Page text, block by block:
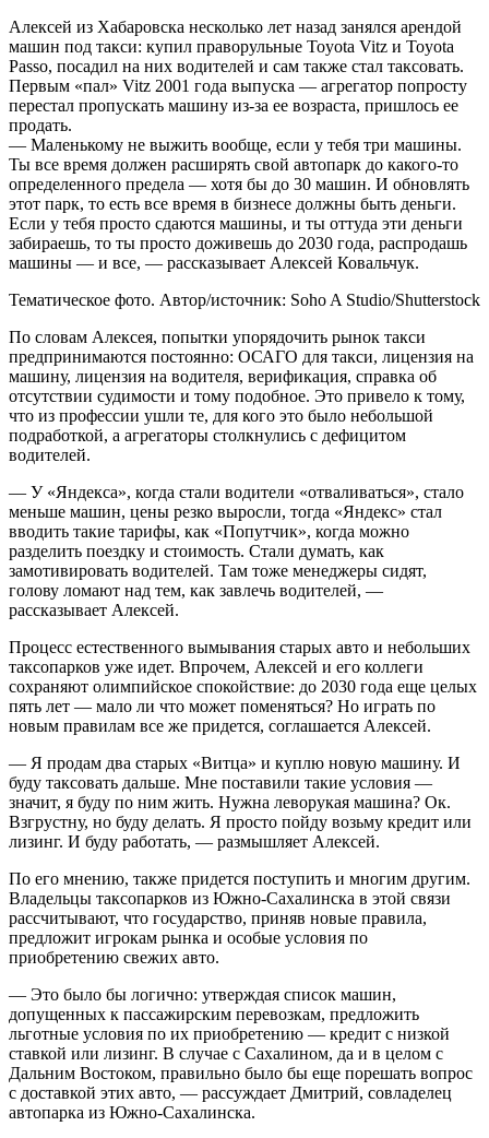
Алексей из Хабаровска несколько лет назад занялся арендой
машин под такси: купил праворульные Toyota Vitz и Toyota
Passo, посадил на них водителей и сам также стал таксовать.
Первым «пал» Vitz 2001 года выпуска — агрегатор попросту
перестал пропускать машину из-за ее возраста, пришлось ее
продать.
— Маленькому не выжить вообще, если у тебя три машины.
Ты все время должен расширять свой автопарк до какого-то
определенного предела — хотя бы до 30 машин. И обновлять
этот парк, то есть все время в бизнесе должны быть деньги.
Если у тебя просто сдаются машины, и ты оттуда эти деньги
забираешь, то ты просто доживешь до 2030 года, распродашь
машины — и все, — рассказывает Алексей Ковальчук.
Тематическое фото. Автор/источник: Soho A Studio/Shutterstock
По словам Алексея, попытки упорядочить рынок такси
предпринимаются постоянно: ОСАГО для такси, лицензия на
машину, лицензия на водителя, верификация, справка об
отсутствии судимости и тому подобное. Это привело к тому,
что из профессии ушли те, для кого это было небольшой
подработкой, а агрегаторы столкнулись с дефицитом
водителей.
— У «Яндекса», когда стали водители «отваливаться», стало
меньше машин, цены резко выросли, тогда «Яндекс» стал
вводить такие тарифы, как «Попутчик», когда можно
разделить поездку и стоимость. Стали думать, как
замотивировать водителей. Там тоже менеджеры сидят,
голову ломают над тем, как завлечь водителей, —
рассказывает Алексей.
Процесс естественного вымывания старых авто и небольших
таксопарков уже идет. Впрочем, Алексей и его коллеги
сохраняют олимпийское спокойствие: до 2030 года еще целых
пять лет — мало ли что может поменяться? Но играть по
новым правилам все же придется, соглашается Алексей.
— Я продам два старых «Витца» и куплю новую машину. И
буду таксовать дальше. Мне поставили такие условия —
значит, я буду по ним жить. Нужна леворукая машина? Ок.
Взгрустну, но буду делать. Я просто пойду возьму кредит или
лизинг. И буду работать, — размышляет Алексей.
По его мнению, также придется поступить и многим другим.
Владельцы таксопарков из Южно-Сахалинска в этой связи
рассчитывают, что государство, приняв новые правила,
предложит игрокам рынка и особые условия по
приобретению свежих авто.
— Это было бы логично: утверждая список машин,
допущенных к пассажирским перевозкам, предложить
льготные условия по их приобретению — кредит с низкой
ставкой или лизинг. В случае с Сахалином, да и в целом с
Дальним Востоком, правильно было бы еще порешать вопрос
с доставкой этих авто, — рассуждает Дмитрий, совладелец
автопарка из Южно-Сахалинска.